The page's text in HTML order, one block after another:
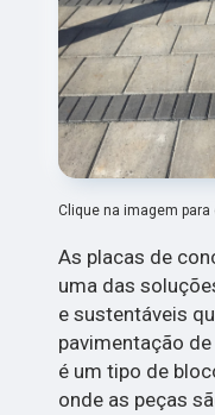
Clique na imagem para
As placas de
uma das
e sustentáveis
pavimentação
é um tipo de
onde as peças